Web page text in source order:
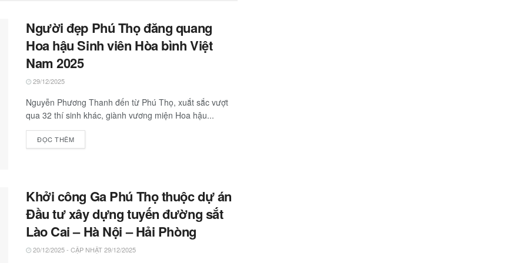
Người đẹp Phú Thọ đăng quang
Hoa hậu Sinh viên Hòa bình Việt
Nam 2025
29/12/2025
Nguyễn Phương Thanh đến từ Phú Thọ, xuắt sắc vượt
qua 32 thí sinh khác, giành vương miện Hoa hậu...
ĐỌC THÊM
Khởi công Ga Phú Thọ thuộc dự án
Đầu tư xây dựng tuyến đường sắt
Lào Cai – Hà Nội – Hải Phòng
20/12/2025 - CẬP NHẬT 29/12/2025